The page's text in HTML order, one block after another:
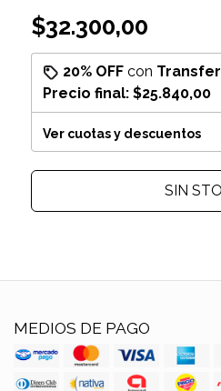
$32.300,00
20% OFFcon
Precio final: $25.840,00
Ver cuotas y descuentos
SIN
MEDIOS DE PAGO